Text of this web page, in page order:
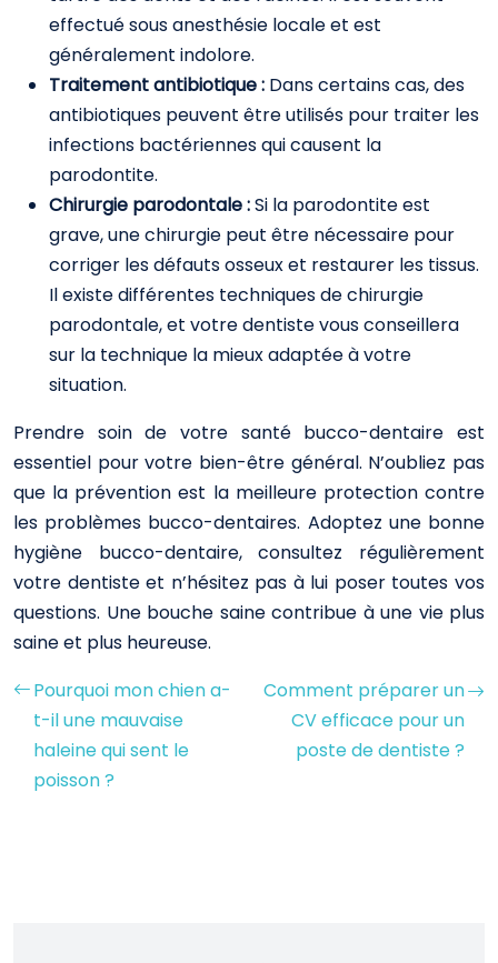
effectué sous anesthésie locale et est
généralement indolore.
Traitement antibiotique : Dans certains cas, des
antibiotiques peuvent être utilisés pour traiter les
infections bactériennes qui causent la
parodontite.
Chirurgie parodontale :Si la parodontite est
grave, une chirurgie peut être nécessaire pour
corriger les défauts osseux et restaurer les tissus.
Il existe différentes techniques de chirurgie
parodontale, et votre dentiste vous conseillera
sur la technique la mieux adaptée à votre
situation.
Prendre soin de votre santé bucco-dentaire est
essentiel pour votre bien-être général. N’oubliez pas
que la prévention est la meilleure protection contre
les problèmes bucco-dentaires. Adoptez une bonne
hygiène bucco-dentaire, consultez régulièrement
votre dentiste et n’hésitez pas à lui poser toutes vos
questions. Une bouche saine contribue à une vie plus
saine et plus heureuse.
Pourquoi mon chien a-
t-il une mauvaise
haleine qui sent le
poisson ?
Comment préparer un
CV efficace pour un
poste de dentiste ?